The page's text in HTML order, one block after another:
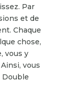
Par
et de
Chaque
chose,
vous y
vous